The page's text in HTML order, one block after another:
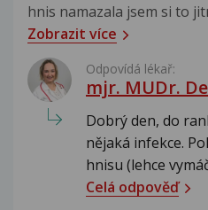
hnis namazala jsem si to
Zobrazit více
Odpovídá lékař:
mjr. MUDr.
Dobrý den, do
nějaká infekce.
hnisu (lehce
Celá odpověď